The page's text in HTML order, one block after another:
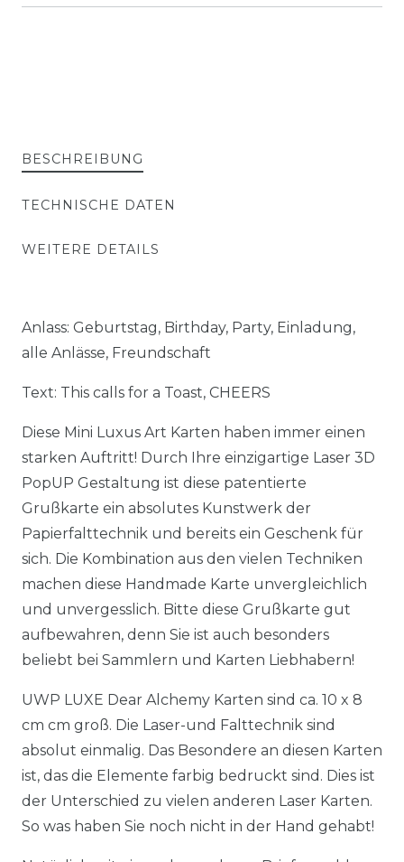
BESCHREIBUNG
TECHNISCHE DATEN
WEITERE DETAILS
Anlass: Geburtstag, Birthday, Party, Einladung,
alle Anlässe, Freundschaft
Text: This calls for a Toast, CHEERS
Diese Mini Luxus Art Karten haben immer einen
starken Auftritt! Durch Ihre einzigartige Laser 3D
PopUP Gestaltung ist diese patentierte
Grußkarte ein absolutes Kunstwerk der
Papierfalttechnik und bereits ein Geschenk für
sich. Die Kombination aus den vielen Techniken
machen diese Handmade Karte unvergleichlich
und unvergesslich. Bitte diese Grußkarte gut
aufbewahren, denn Sie ist auch besonders
beliebt bei Sammlern und Karten Liebhabern!
UWP LUXE Dear Alchemy Karten sind ca. 10 x 8
cm cm groß. Die Laser-und Falttechnik sind
absolut einmalig. Das Besondere an diesen Karten
ist, das die Elemente farbig bedruckt sind. Dies ist
der Unterschied zu vielen anderen Laser Karten.
So was haben Sie noch nicht in der Hand gehabt!